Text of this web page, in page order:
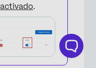
×
activado.